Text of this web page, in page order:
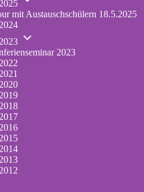
Berichte
Fotos
2025
mit Austauschschülern 18.5.2025
Unternavigation
Berichte 2023